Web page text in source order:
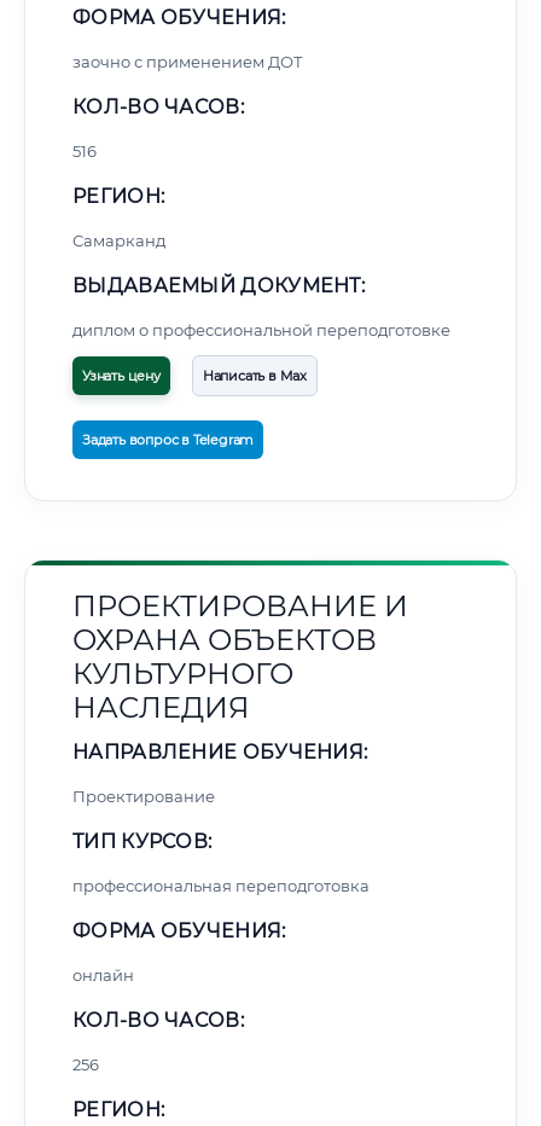
ФОРМА ОБУЧЕНИЯ:
заочно с применением ДОТ
КОЛ-ВО ЧАСОВ:
516
РЕГИОН:
Самарканд
ВЫДАВАЕМЫЙ ДОКУМЕНТ:
диплом о профессиональной переподготовке
Узнать цену Написать в Max
Задать вопрос в Telegram
ПРОЕКТИРОВАНИЕ И
ОХРАНА ОБЪЕКТОВ
КУЛЬТУРНОГО
НАСЛЕДИЯ
НАПРАВЛЕНИЕ ОБУЧЕНИЯ:
Проектирование
ТИП КУРСОВ:
профессиональная переподготовка
ФОРМА ОБУЧЕНИЯ:
онлайн
КОЛ-ВО ЧАСОВ:
256
РЕГИОН: